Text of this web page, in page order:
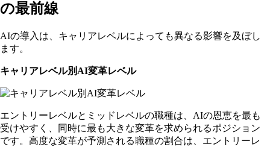
の最前線
AIの導入は、キャリアレベルによっても異なる影響を及ぼし
ます。
キャリアレベル別AI変革レベル
エントリーレベルとミッドレベルの職種は、AIの恩恵を最も
受けやすく、同時に最も大きな変革を求められるポジション
です。高度な変革が予測される職種の割合は、エントリーレ